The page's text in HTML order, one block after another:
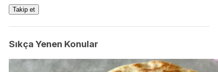
Takip et
Sıkça Yenen Konular